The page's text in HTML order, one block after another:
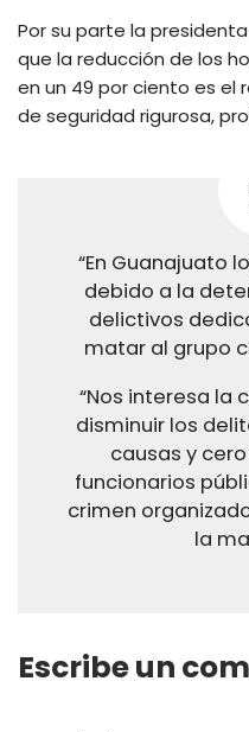
Por su parte la
que la reducción de los
en un 49 por ciento es
de seguridad rigurosa,
“En Guanajuato
debido a la
delictivos
matar al grupo
“Nos interesa la
disminuir los
causas y
funcionarios
crimen
la
Escribe un